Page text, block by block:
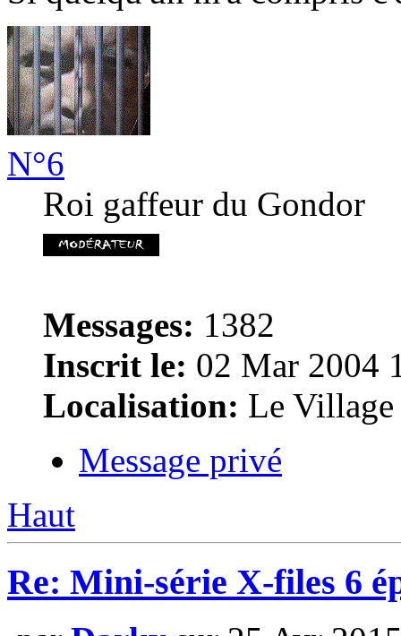
N°6
Roi gaffeur du Gondor
Messages: 1382
Inscrit le: 02 Mar 2004
Localisation: Le Village
Message privé
Haut
Re: Mini-série X-files 6